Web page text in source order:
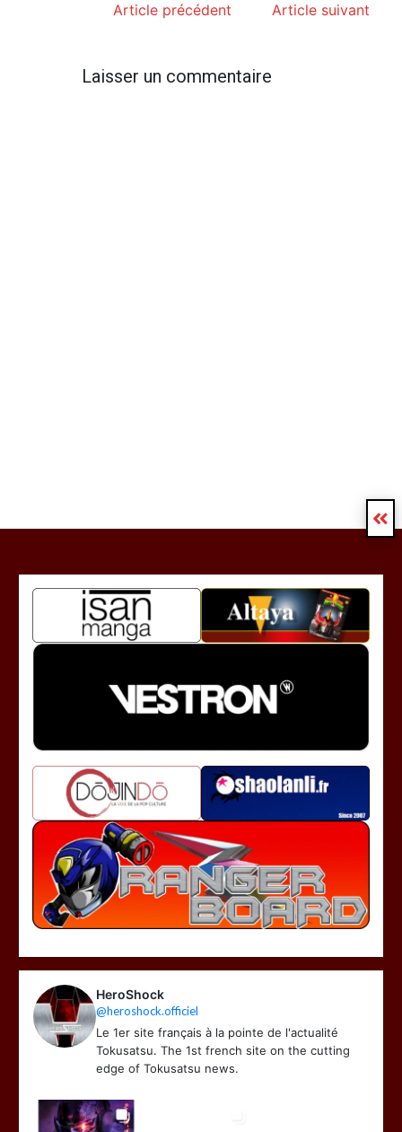
Article précédent Article suivant
Laisser un commentaire
HeroShock
@heroshock.officiel
Le 1er site français à la pointe de l'actualité
Tokusatsu. The 1st french site on the cutting
edge of Tokusatsu news.